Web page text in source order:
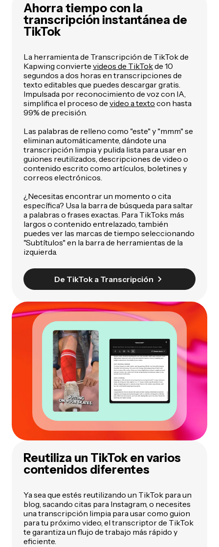
Ahorra tiempo con la
transcripción instantánea de
TikTok
La herramienta de Transcripción de TikTok de
Kapwing convierte videos de TikTokde 10
segundos a dos horas en transcripciones de
texto editables que puedes descargar gratis.
Impulsada por reconocimiento de voz con IA,
simplifica el proceso de video a texto con hasta
99% de precisión.
Las palabras de relleno como "este" y "mmm" se
eliminan automáticamente, dándote una
transcripción limpia y pulida lista para usar en
guiones reutilizados, descripciones de video o
contenido escrito como artículos, boletines y
correos electrónicos.
¿Necesitas encontrar un momento o cita
específica? Usa la barra de búsqueda para saltar
a palabras o frases exactas. Para TikToks más
largos o contenido entrelazado, también
puedes ver las marcas de tiempo seleccionando
"Subtítulos" en la barra de herramientas de la
izquierda.
De TikTok a Transcripción
Reutiliza un TikTok en varios
contenidos diferentes
Ya sea que estés reutilizando un TikTok para un
blog, sacando citas para Instagram, o necesites
una transcripción limpia para usar como guion
para tu próximo video, el transcriptor de TikTok
te garantiza un flujo de trabajo más rápido y
eficiente.